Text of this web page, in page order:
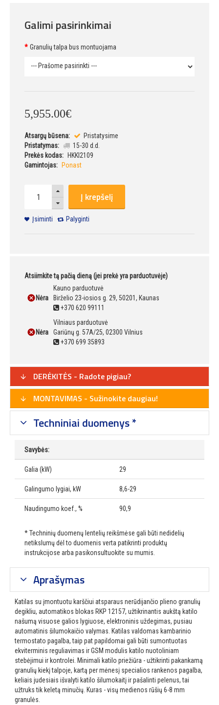
Galimi pasirinkimai
Granulių talpa bus montuojama
5,955.00€
Atsargų būsena:
Pristatysime
Pristatymas:
15-30 d.d.
Prekės kodas:
HKKI2109
Gamintojas:
Ponast
Į krepšelį
Įsiminti Palyginti
Atsiimkite tą pačią dieną (jei prekė yra parduotuvėje)
Nėra
Kauno parduotuvė
Birželio 23-iosios g. 29, 50201, Kaunas
+370 620 99111
Nėra
Vilniaus parduotuvė
Gariūnų g. 57A/25, 02300 Vilnius
+370 699 35893
DERĖKITĖS - Radote pigiau?
MONTAVIMAS - Sužinokite daugiau!
Techniniai duomenys *
Savybės:
Galia (kW) 29
Galingumo lygiai, kW 8,6-29
Naudingumo koef., % 90,9
* Techninių duomenų lentelių reikšmėse gali būti nedidelių
netikslumų dėl to duomenis verta patikrinti produktų
instrukcijose arba pasikonsultuokite su mumis.
Aprašymas
Katilas su įmontuotu karščiui atsparaus nerūdijančio plieno granulių
degikliu, automatikos blokas RKP 12157, užtikrinantis aukštą katilo
našumą visuose galios lygiuose, elektroninis uždegimas, pusiau
automatinis šilumokaičio valymas. Katilas valdomas kambarinio
termostato pagalba, taip pat papildomai gali būti sumontuotas
ekviterminis reguliavimas ir GSM modulis katilo nuotoliniam
stebėjimui ir kontrolei. Minimali katilo priežiūra - užtikrinti pakankamą
granulių kiekį talpoje, kartą per mėnesį specialios rankenos pagalba,
keliais judesiais išvalyti katilo šilumokaitį ir pašalinti pelenus, tai
užtruks tik keletą minučių. Kuras - visų medienos rūšių 6-8 mm
granulės.